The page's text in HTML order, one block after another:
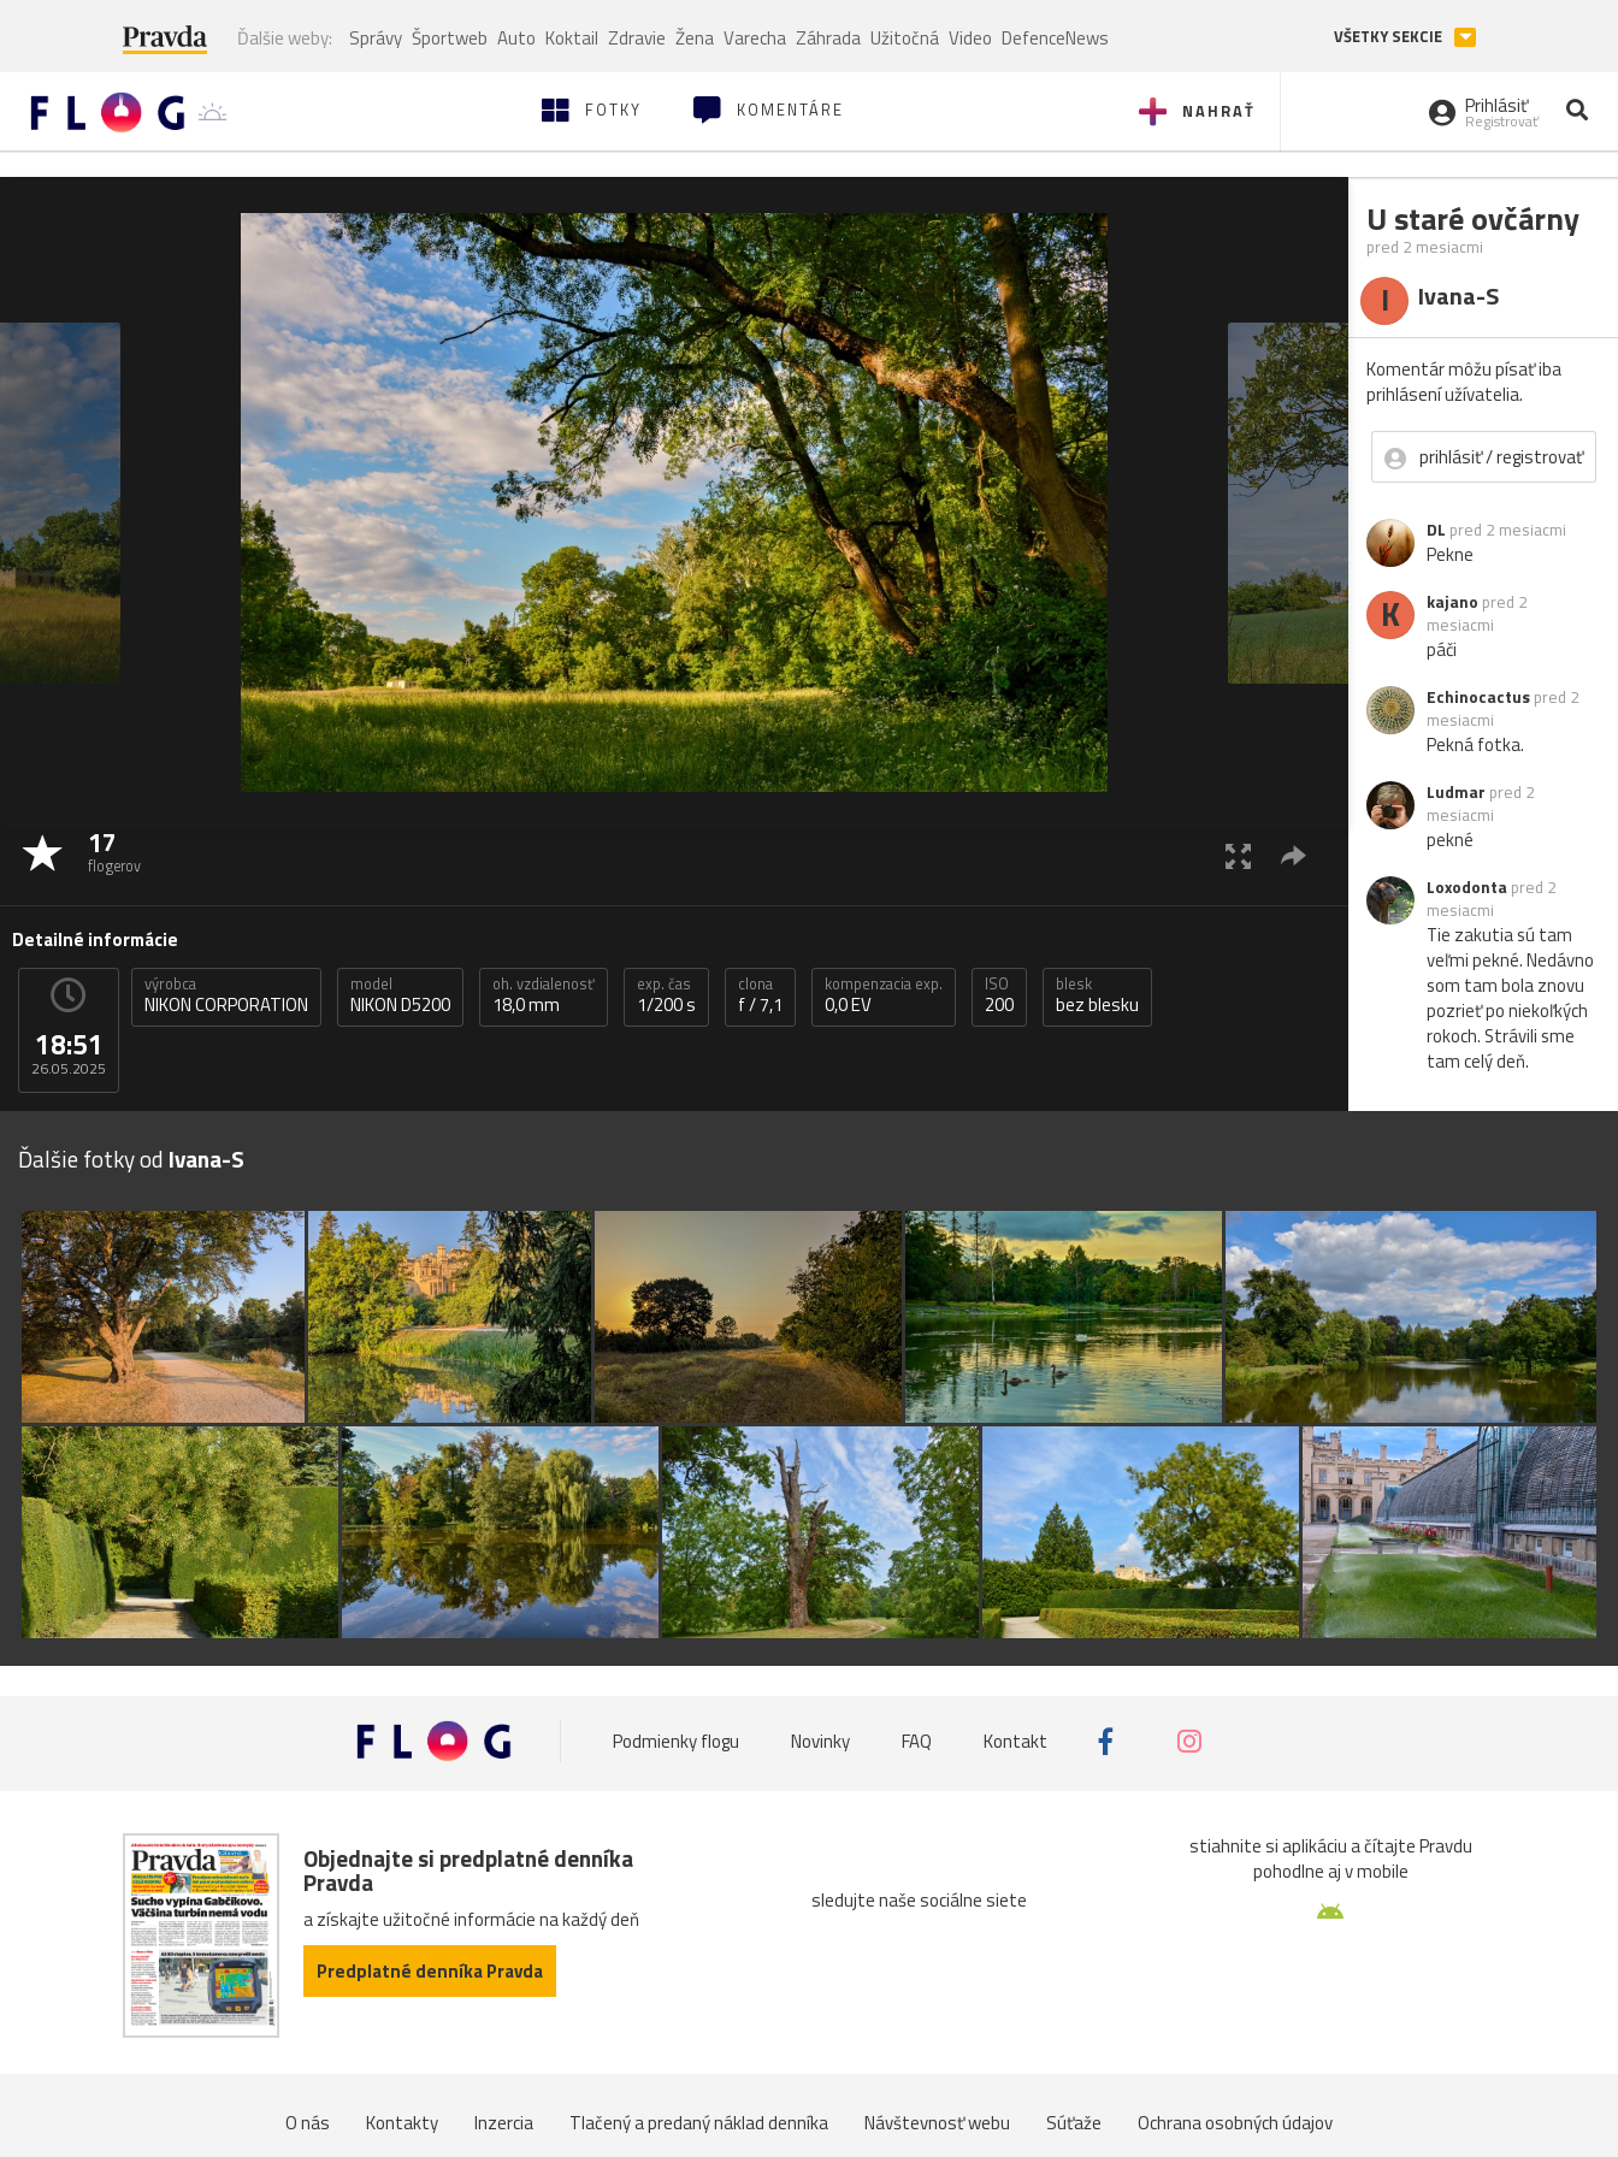
Ďalšie weby: Správy Športweb Auto Koktail Zdravie Žena Varecha Záhrada Užitočná Video DefenceNews VŠETKY SEKCIE
NAHRAŤ
FOTKY KOMENTÁRE Prihlásiť
Registrovať
17
flogerov
Detailné informácie
18:51
26.05.2025
výrobca
NIKON CORPORATION
model
NIKON D5200
oh. vzdialenosť
18,0 mm
exp. čas
1/200 s
clona
f / 7,1
kompenzacia exp.
0,0 EV
ISO
200
blesk
bez blesku
U staré ovčárny
pred 2 mesiacmi
I Ivana-S
Komentár môžu písať iba
prihlásení užívatelia.
prihlásiť / registrovať
DL pred 2 mesiacmi
Pekne
K kajano pred 2
mesiacmi
páči
Echinocactus pred 2
mesiacmi
Pekná fotka.
Ludmar pred 2
mesiacmi
pekné
Loxodonta pred 2
mesiacmi
Tie zakutia sú tam
veľmi pekné. Nedávno
som tam bola znovu
pozrieť po niekoľkých
rokoch. Strávili sme
tam celý deň.
Ďalšie fotky od Ivana-S
Podmienky flogu Novinky FAQ Kontakt
Objednajte si predplatné denníka
Pravda
a získajte užitočné informácie na každý deň
Predplatné denníka Pravda
sledujte naše sociálne siete
stiahnite si aplikáciu a čítajte Pravdu
pohodlne aj v mobile
O nás Kontakty Inzercia Tlačený a predaný náklad denníka Návštevnosť webu Súťaže Ochrana osobných údajov